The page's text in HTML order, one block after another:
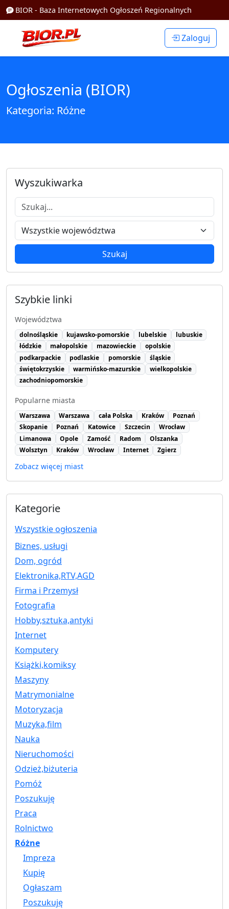
BIOR - Baza Internetowych Ogłoszeń Regionalnych
Zaloguj
Ogłoszenia (BIOR)
Kategoria: Różne
Wyszukiwarka
Szukaj
Szybkie linki
Województwa
dolnośląskie kujawsko-pomorskie lubelskie
lubuskie
łódzkie
małopolskie mazowieckie
opolskie
podkarpackie
podlaskie pomorskie
śląskie
świętokrzyskie
warmińsko-mazurskie
wielkopolskie
zachodniopomorskie
Popularne miasta
Warszawa Warszawa cała Polska Kraków
Poznań
Skopanie
Poznań Katowice Szczecin
Wrocław
Limanowa
Opole Zamość Radom
Olszanka
Wolsztyn
Kraków Wrocław Internet Zgierz
Zobacz więcej miast
Kategorie
Wszystkie ogłoszenia
Biznes, usługi
Dom, ogród
Elektronika,RTV,AGD
Firma i Przemysł
Fotografia
Hobby,sztuka,antyki
Internet
Komputery
Książki,komiksy
Maszyny
Matrymonialne
Motoryzacja
Muzyka,film
Nauka
Nieruchomości
Odzież,biżuteria
Pomóż
Poszukuję
Praca
Rolnictwo
Różne
Impreza
Kupię
Ogłaszam
Poszukuję